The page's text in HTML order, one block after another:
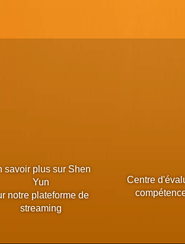
savoir plus sur Shen
Yun
notre plateforme de
streaming
Centre